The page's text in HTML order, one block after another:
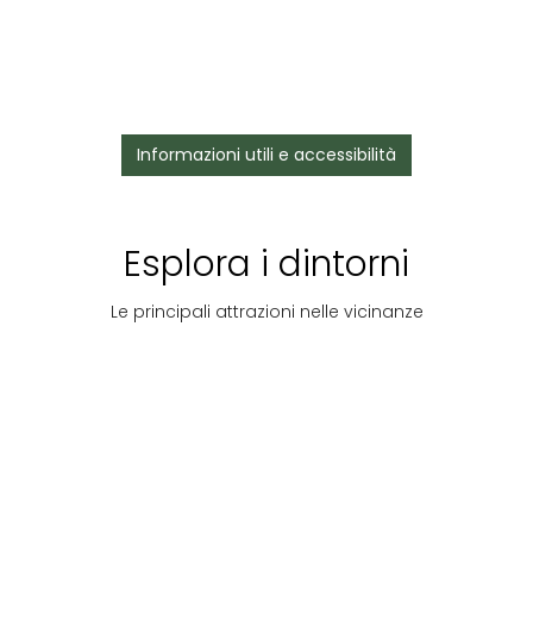
Informazioni utili e accessibilità
Esplora i dintorni
Le principali attrazioni nelle vicinanze